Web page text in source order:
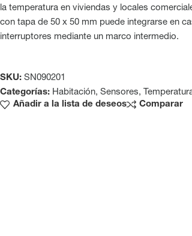
la temperatura en viviendas y locales
con tapa de 50 x 50 mm puede integrarse en
interruptores mediante un marco intermedio.
SKU: SN090201
Categorías: Habitación, Sensores,
Añadir a la lista de deseos
Comparar